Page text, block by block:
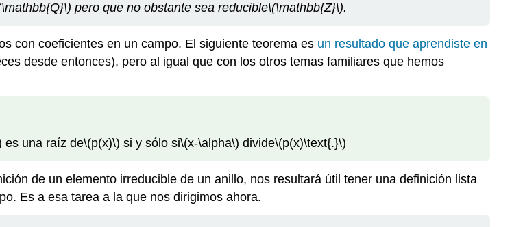
pero que no obstante sea reducible\(\mathbb{Z}\).
con coeficientes en un campo. El siguiente teorema es un resultado que aprendiste en
desde entonces), pero al igual que con los otros temas familiares que hemos
es una raíz de\(p(x)\) si y sólo si\(x-\alpha\) divide\(p(x)\text{.}\)
de un elemento irreducible de un anillo, nos resultará útil tener una definición lista
Es a esa tarea a la que nos dirigimos ahora.